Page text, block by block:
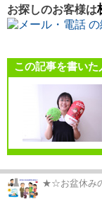
お探しのお客様は
この記事を書いた
★☆お盆休み